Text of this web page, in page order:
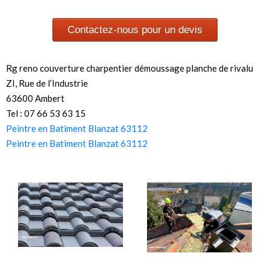
Contactez-nous pour un devis
Rg reno couverture charpentier démoussage planche de rivalu
ZI, Rue de l’Industrie
63600 Ambert
Tel : 07 66 53 63 15
Peintre en Batiment Blanzat 63112
Peintre en Batiment Blanzat 63112